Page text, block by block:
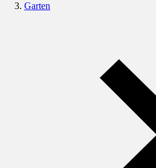
Garten